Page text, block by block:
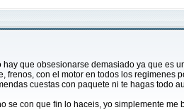
que obsesionarse demasiado ya que es
con el motor en todos los regimenes
cuestas con paquete ni te hagas todo
con que fin lo haceis, yo simplemente me